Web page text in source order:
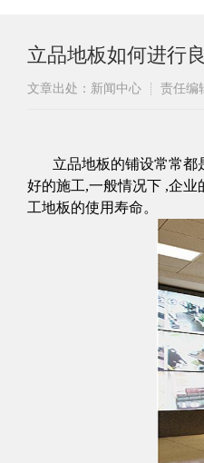
立品地板如何进行
文章出处：新闻中心 责任编
​立品地板的铺设常常都
好的施工,一般情况下 ,企业
工地板的使用寿命。